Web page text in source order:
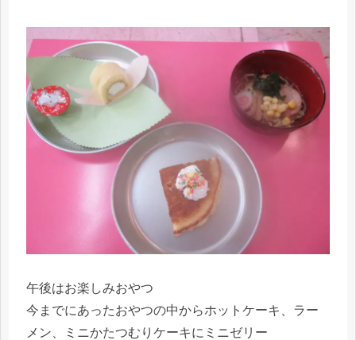
午後はお楽しみおやつ
今までにあったおやつの中からホットケーキ、ラー
メン、ミニかたつむりケーキにミニゼリー